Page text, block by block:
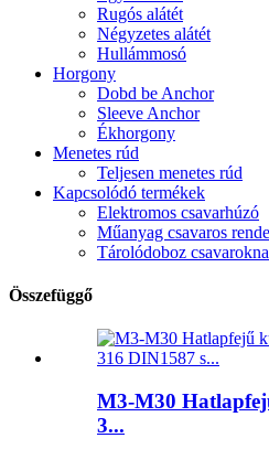
Rugós alátét
Négyzetes alátét
Hullámmosó
Horgony
Dobd be Anchor
Sleeve Anchor
Ékhorgony
Menetes rúd
Teljesen menetes rúd
Kapcsolódó termékek
Elektromos csavarhúzó
Műanyag csavaros
Tárolódoboz
Összefüggő
M3-M30
3...